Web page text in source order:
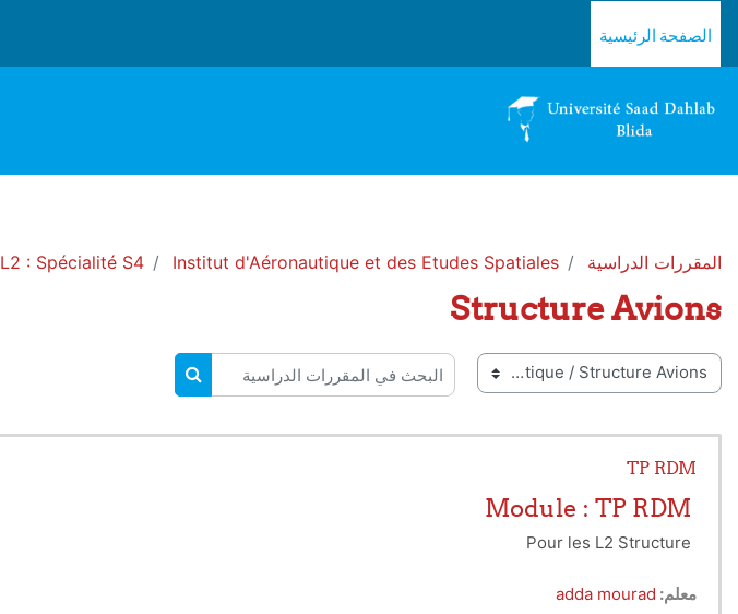
الصفحة الرئيسية
المقررات الدراسية Institut d'Aéronautique et des Etudes Spatiales
L2 : Spécialité S4
Structure Avions
المقررات
البحث في المقررات الدراسية
البحث في المقررات الدراسية
TP RDM
Module : TP RDM
Pour les L2 Structure
TP N 1 Flexion simple
معلم: adda mourad